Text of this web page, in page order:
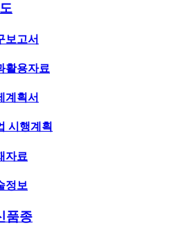
보고서
활용자료
계획서
시행계획
자료
정보
품종